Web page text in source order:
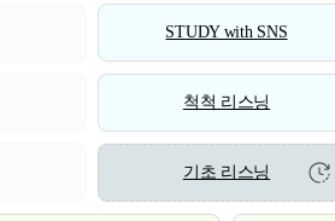
STUDY with SNS
척척 리스닝
기초 리스닝